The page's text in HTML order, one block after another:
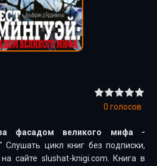
0 голосов
за фасадом великого мифа -
Слушать цикл книг без подписки,
сайте slushat-knigi.com. Книга в